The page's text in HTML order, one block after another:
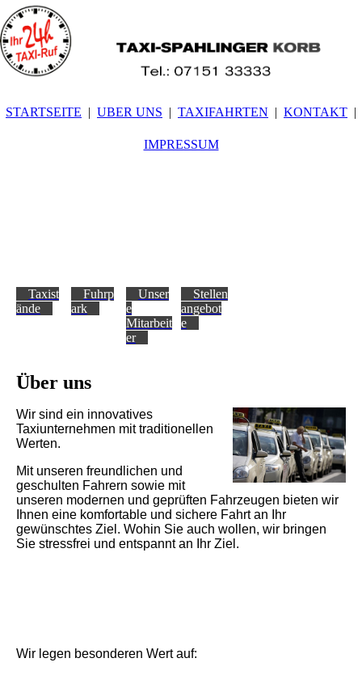
STARTSEITE UBER UNS TAXIFAHRTEN KONTAKT
IMPRESSUM
Taxist
ände
Fuhrp
ark
Unser
e
Mitarbeit
er
Stellen
angebot
e
Über uns
Wir sind ein innovatives
Taxiunternehmen mit traditionellen
Werten.
Mit unseren freundlichen und
geschulten Fahrern sowie mit
unseren modernen und geprüften Fahrzeugen bieten wir
Ihnen eine komfortable und sichere Fahrt an Ihr
gewünschtes Ziel. Wohin Sie auch wollen, wir bringen
Sie stressfrei und entspannt an Ihr Ziel.
Wir legen besonderen Wert auf: